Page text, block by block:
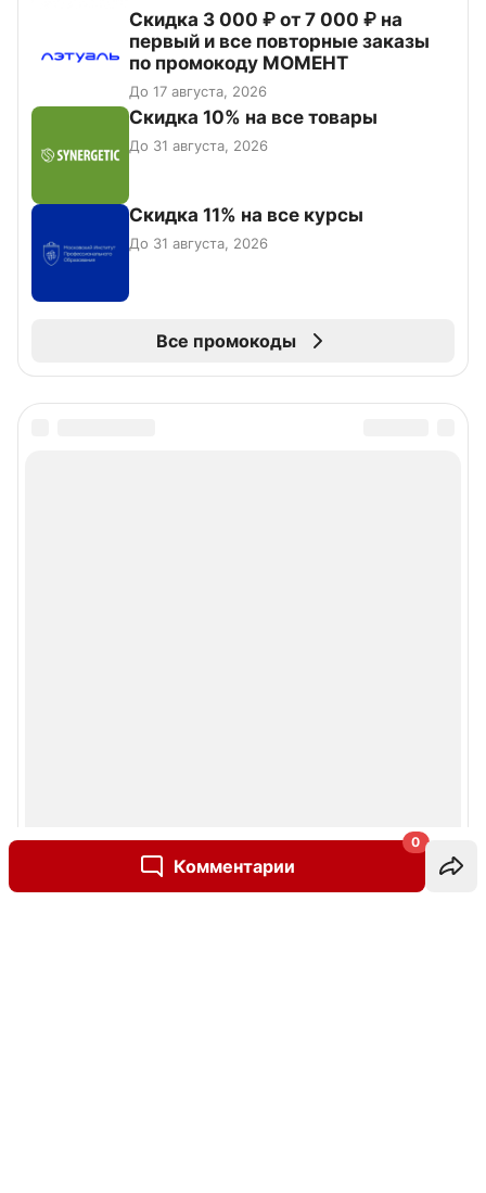
Комментарии
0
Скидка 3 000 ₽ от 7 000 ₽ на
первый и все повторные заказы
по промокоду МОМЕНТ
До 17 августа, 2026
Скидка 10% на все товары
До 31 августа, 2026
Скидка 11% на все курсы
До 31 августа, 2026
Все промокоды